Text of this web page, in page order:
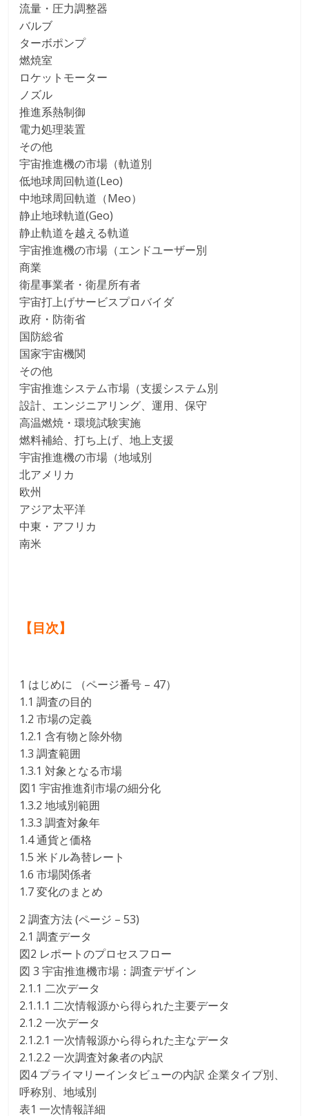
流量・圧力調整器
バルブ
ターボポンプ
燃焼室
ロケットモーター
ノズル
推進系熱制御
電力処理装置
その他
宇宙推進機の市場（軌道別
低地球周回軌道(Leo)
中地球周回軌道（Meo）
静止地球軌道(Geo)
静止軌道を越える軌道
宇宙推進機の市場（エンドユーザー別
商業
衛星事業者・衛星所有者
宇宙打上げサービスプロバイダ
政府・防衛省
国防総省
国家宇宙機関
その他
宇宙推進システム市場（支援システム別
設計、エンジニアリング、運用、保守
高温燃焼・環境試験実施
燃料補給、打ち上げ、地上支援
宇宙推進機の市場（地域別
北アメリカ
欧州
アジア太平洋
中東・アフリカ
南米
【目次】
1 はじめに （ページ番号 – 47）
1.1 調査の目的
1.2 市場の定義
1.2.1 含有物と除外物
1.3 調査範囲
1.3.1 対象となる市場
図1 宇宙推進剤市場の細分化
1.3.2 地域別範囲
1.3.3 調査対象年
1.4 通貨と価格
1.5 米ドル為替レート
1.6 市場関係者
1.7 変化のまとめ
2 調査方法 (ページ – 53)
2.1 調査データ
図2 レポートのプロセスフロー
図 3 宇宙推進機市場：調査デザイン
2.1.1 二次データ
2.1.1.1 二次情報源から得られた主要データ
2.1.2 一次データ
2.1.2.1 一次情報源から得られた主なデータ
2.1.2.2 一次調査対象者の内訳
図4 プライマリーインタビューの内訳 企業タイプ別、
呼称別、地域別
表1 一次情報詳細